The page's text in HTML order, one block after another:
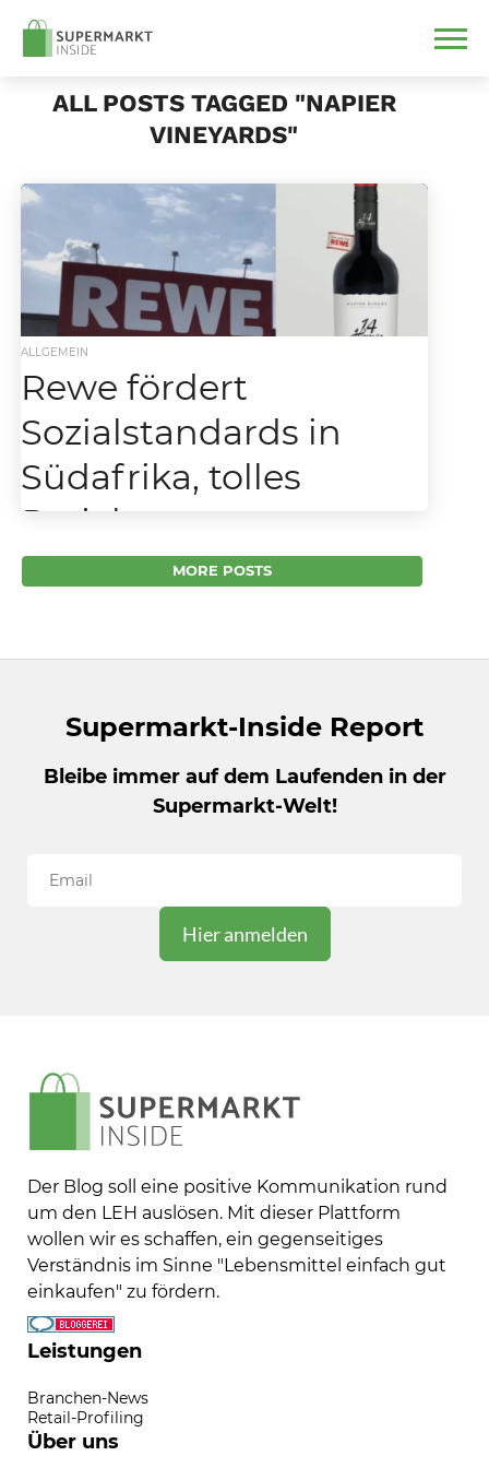
ALL POSTS TAGGED "NAPIER
VINEYARDS"
ALLGEMEIN
Rewe fördert
Sozialstandards in
Südafrika, tolles
Projekt.
REWE fördert mit Wein “14 Homes”
Sozialstandards in Südafrika Kooperation mit
MORE POSTS
Supermarkt-Inside Report
Bleibe immer auf dem Laufenden in der
Supermarkt-Welt!
Der Blog soll eine positive Kommunikation rund
um den LEH auslösen. Mit dieser Plattform
wollen wir es schaffen, ein gegenseitiges
Verständnis im Sinne "Lebensmittel einfach gut
einkaufen" zu fördern.
Leistungen
Branchen-News
Retail-Profiling
Über uns